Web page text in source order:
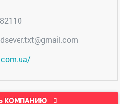
КОМПАНИЮ